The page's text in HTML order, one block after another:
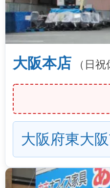
大阪本店 （日祝
大阪府東大